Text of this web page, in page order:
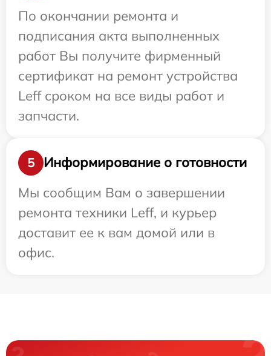
По окончании ремонта и
подписания акта выполненных
работ Вы получите фирменный
сертификат на ремонт устройства
Leff сроком на все виды работ и
запчасти.
5
Информирование о готовности
Мы сообщим Вам о завершении
ремонта техники Leff, и курьер
доставит ее к вам домой или в
офис.